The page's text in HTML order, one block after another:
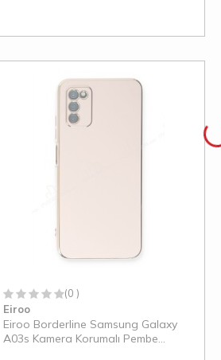
(0 )
Eiroo
Eiroo Borderline Samsung Galaxy
A03s Kamera Korumalı Pembe